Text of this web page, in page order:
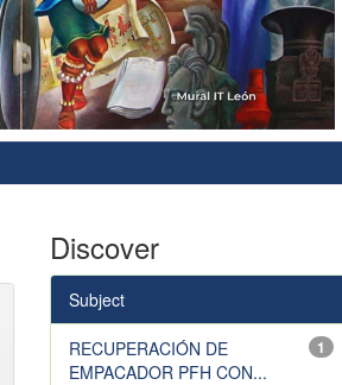
Discover
Subject
1
RECUPERACIÓN DE
EMPACADOR PFH CON...